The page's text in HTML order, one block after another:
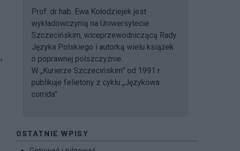
,
Prof. dr hab. Ewa Kołodziejek jest
wykładowczynią na Uniwersytecie
Szczecińskim, wiceprzewodniczącą Rady
Języka Polskiego i autorką wielu książek
o poprawnej polszczyźnie.
W „Kurierze Szczecińskim” od 1991 r.
publikuje felietony z cyklu „Językowa
corrida”.
OSTATNIE WPISY